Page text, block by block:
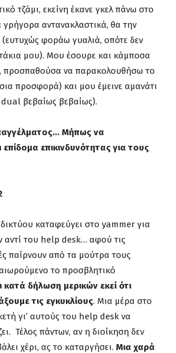
τζάμι, εκείνη έκανε γκελ πάνω στο
γρήγορα αντανακλαστικά, θα την
φοράω γυαλιά, οπότε δεν
μου). Μου έσουρε και κάμποσα
προσπαθούσα να παρακολουθήσω το
προσφορά) και μου έμεινε αμανάτι
βεβαίως βεβαίως).
Μήπως να
επίδομα επικινδυνότητας για τους
καταφεύγει στο yammer για
του help desk… αφού τις
παίρνουν από τα μούτρα τους
το προσβλητικό
κατά δήλωση μερικών εκεί ότι
τις εγκυκλίους. Μια μέρα στο
γι’ αυτούς του help desk να
Τέλος πάντων, αν η διοίκηση δεν
χέρι, ας το καταργήσει. Μια χαρά